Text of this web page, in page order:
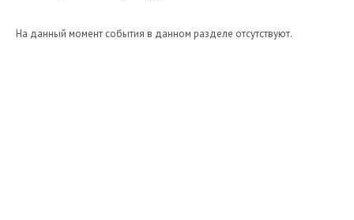
На данный момент события в данном разделе отсутствуют.